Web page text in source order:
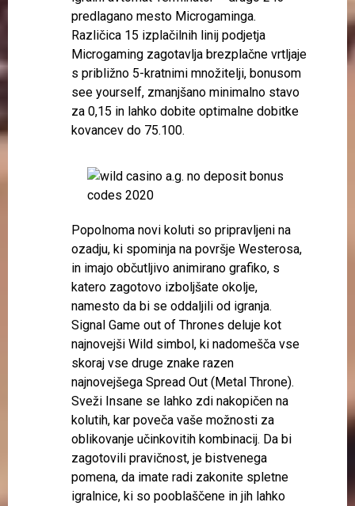
predlagano mesto Microgaminga.
Različica 15 izplačilnih linij podjetja
Microgaming zagotavlja brezplačne vrtljaje
s približno 5-kratnimi množitelji, bonusom
see yourself, zmanjšano minimalno stavo
za 0,15 in lahko dobite optimalne dobitke
kovancev do 75.100.
Popolnoma novi koluti so pripravljeni na
ozadju, ki spominja na površje Westerosa,
in imajo občutljivo animirano grafiko, s
katero zagotovo izboljšate okolje,
namesto da bi se oddaljili od igranja.
Signal Game out of Thrones deluje kot
najnovejši Wild simbol, ki nadomešča vse
skoraj vse druge znake razen
najnovejšega Spread Out (Metal Throne).
Sveži Insane se lahko zdi nakopičen na
kolutih, kar poveča vaše možnosti za
oblikovanje učinkovitih kombinacij. Da bi
zagotovili pravičnost, je bistvenega
pomena, da imate radi zakonite spletne
igralnice, ki so pooblaščene in jih lahko